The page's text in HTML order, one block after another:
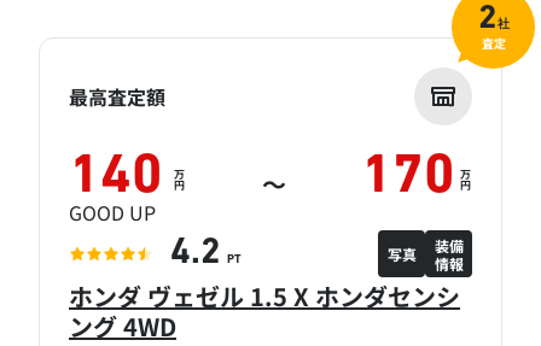
ホンダ ヴェゼル 1.5 X ホンダセンシ
ング 4WD
最高査定額
140 万
円 ～ 170 万
円
GOOD UP
4.2 PT 写真
装備
情報
2社
査定